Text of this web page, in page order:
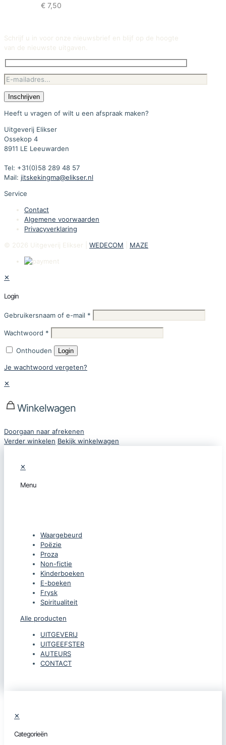
€ 7,50
Schrijf u in voor onze nieuwsbrief en blijf op de hoogte
van de nieuwste uitgaven.
Heeft u vragen of wilt u een afspraak maken?
Uitgeverij Elikser
Ossekop 4
8911 LE Leeuwarden
Tel: +31(0)58 289 48 57
Mail: jitskekingma@elikser.nl
Service
Contact
Algemene voorwaarden
Privacyverklaring
© 2026 Uitgeverij Elikser | WEDECOM MAZE
✕
Login
Gebruikersnaam of e-mail *
Wachtwoord *
Onthouden Login
Je wachtwoord vergeten?
✕
Winkelwagen
Doorgaan naar afrekenen
Verder winkelen Bekijk winkelwagen
✕
Menu
Waargebeurd
Poëzie
Proza
Non-fictie
Kinderboeken
E-boeken
Frysk
Spiritualiteit
Alle producten
UITGEVERIJ
UITGEEFSTER
AUTEURS
CONTACT
✕
Categorieën